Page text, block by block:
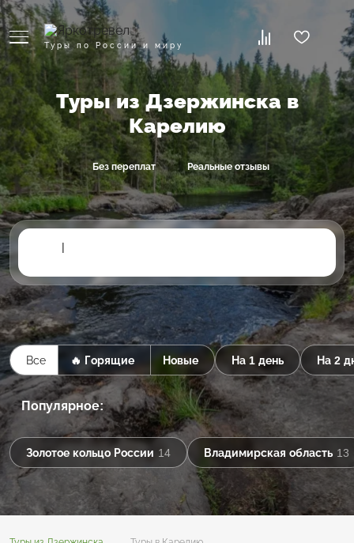
Туры по России и миру
Туры из Дзержинска в
Карелию
Без переплат Реальные отзывы
|
Все 🔥 Горящие Новые На 1 день На 2
Популярное:
Золотое кольцо России 14 Владимирская область 13